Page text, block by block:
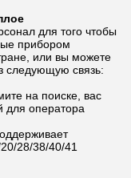
для того чтобы
прибором
или вы можете
следующую связь:
на поиске, вас
для оператора
28/38/40/41